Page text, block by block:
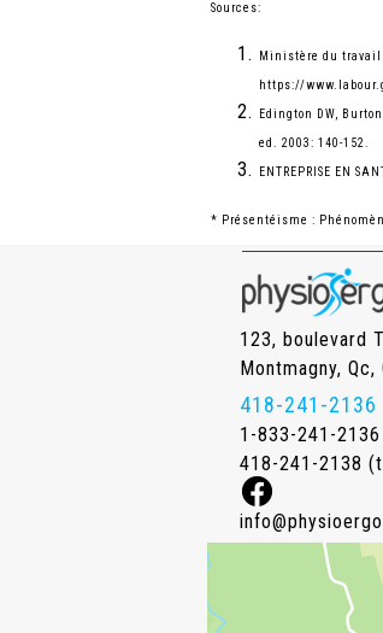
Sources:
Ministère du travail
https://
Edington DW,
ed. 2003: 140-152.
ENTREPRISE EN
* Présentéisme :
123, boulevard
Montmagny, Qc,
418-241-2136
1-833-241-
418-241-2138